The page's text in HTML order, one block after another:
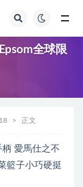
全球限
正文
愛馬仕之不
籃子小巧硬挺